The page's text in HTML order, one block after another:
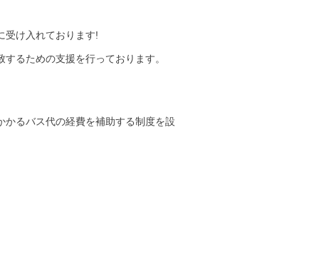
受け入れております!
るための支援を行っております。
るバス代の経費を補助する制度を設